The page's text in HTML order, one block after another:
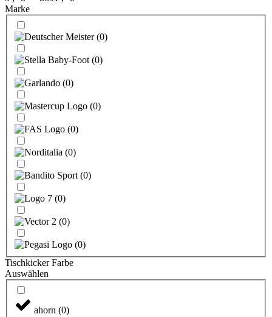
Marke
(0)
(0)
(0)
(0)
(0)
(0)
(0)
(0)
(0)
(0)
Tischkicker Farbe
Auswählen
ahorn (0)